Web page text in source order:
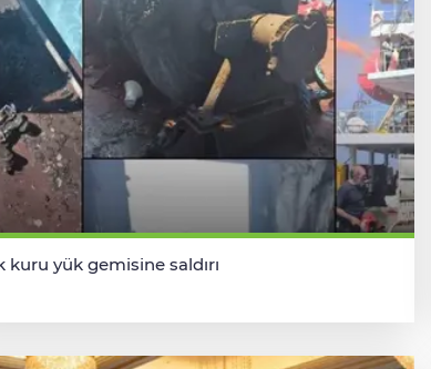
kuru yük gemisine saldırı